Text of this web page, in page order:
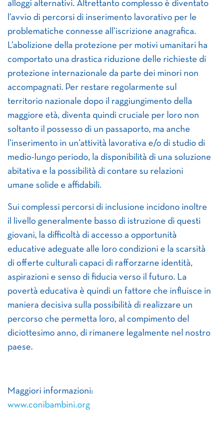
alloggi alternativi. Altrettanto complesso è diventato
l’avvio di percorsi di inserimento lavorativo per le
problematiche connesse all’iscrizione anagrafica.
L’abolizione della protezione per motivi umanitari ha
comportato una drastica riduzione delle richieste di
protezione internazionale da parte dei minori non
accompagnati. Per restare regolarmente sul
territorio nazionale dopo il raggiungimento della
maggiore età, diventa quindi cruciale per loro non
soltanto il possesso di un passaporto, ma anche
l’inserimento in un’attività lavorativa e/o di studio di
medio-lungo periodo, la disponibilità di una soluzione
abitativa e la possibilità di contare su relazioni
umane solide e affidabili.
Sui complessi percorsi di inclusione incidono inoltre
il livello generalmente basso di istruzione di questi
giovani, la difficoltà di accesso a opportunità
educative adeguate alle loro condizioni e la scarsità
di offerte culturali capaci di rafforzarne identità,
aspirazioni e senso di fiducia verso il futuro. La
povertà educativa è quindi un fattore che influisce in
maniera decisiva sulla possibilità di realizzare un
percorso che permetta loro, al compimento del
diciottesimo anno, di rimanere legalmente nel nostro
paese.
Maggiori informazioni:
www.conibambini.org